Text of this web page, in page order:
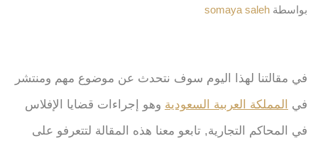
بواسطة somaya saleh
في مقالتنا لهذا اليوم سوف نتحدث عن موضوع مهم ومنتشر
في
المملكة العربية السعودية وهو إجراءات قضايا الإفلاس
في المحاكم التجارية, تابعو معنا هذه المقالة لتتعرفو على